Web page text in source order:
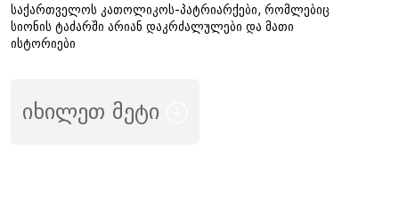
საქართველოს კათოლიკოს-პატრიარქები, რომლებიც
სიონის ტაძარში არიან დაკრძალულები და მათი
ისტორიები
იხილეთ მეტი